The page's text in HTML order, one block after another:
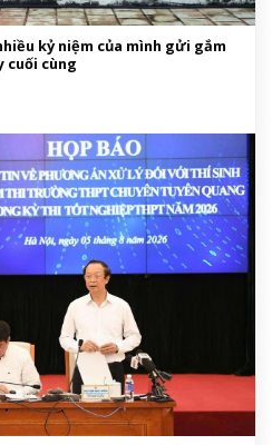
kỷ niệm của mình gửi gắm
cuối cùng